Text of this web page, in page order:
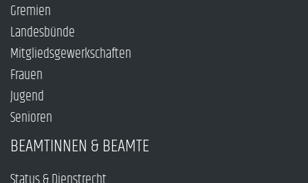
Gremien
Landesbünde
Mitgliedsgewerkschaften
Frauen
Jugend
Senioren
BEAMTINNEN & BEAMTE